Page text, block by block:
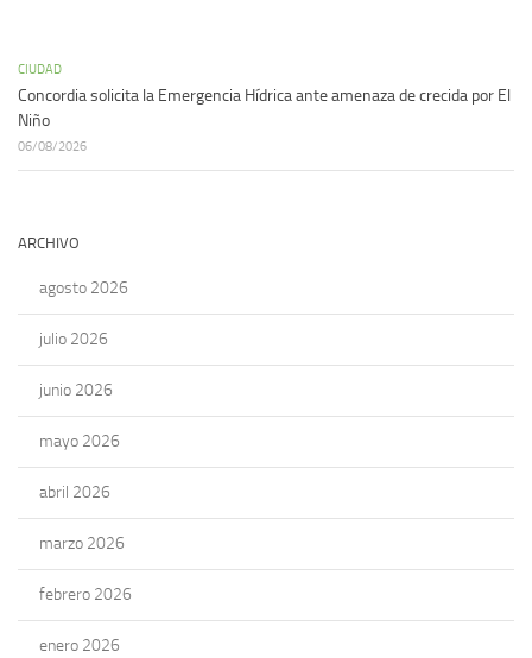
CIUDAD
Concordia solicita la Emergencia Hídrica ante amenaza de crecida por El
Niño
06/08/2026
ARCHIVO
agosto 2026
julio 2026
junio 2026
mayo 2026
abril 2026
marzo 2026
febrero 2026
enero 2026